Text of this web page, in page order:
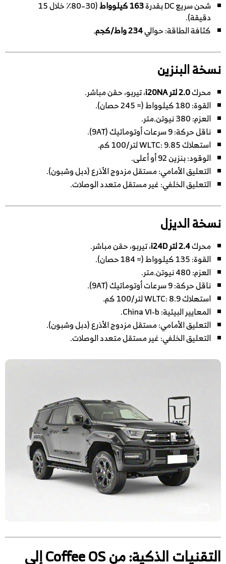
شحن سريع DC بقدرة 163 كيلوواط
(30–80٪ خلال 15
دقيقة).
كثافة الطاقة: حوالي234 واط/كجم .
نسخة البنزين
محرك2.0 لتر i20NA
، تيربو، حقن مباشر.
القوة: 180 كيلوواط (≈ 245 حصان).
العزم: 380 نيوتن.متر.
ناقل حركة: 9 سرعات أوتوماتيك (9AT).
استهلاك WLTC: 9.85 لتر/100 كم.
الوقود: بنزين 92 أو أعلى.
التعليق الأمامي: مستقل مزدوج الأذرع (دبل وشبون).
التعليق الخلفي: غير مستقل متعدد الوصلات.
نسخة الديزل
محرك2.4 لتر i24D
، تيربو، حقن مباشر.
القوة: 135 كيلوواط (≈ 184 حصان).
العزم: 480 نيوتن.متر.
ناقل حركة: 9 سرعات أوتوماتيك (9AT).
استهلاك WLTC: 8.9 لتر/100 كم.
المعايير البيئية: China VI-b.
التعليق الأمامي: مستقل مزدوج الأذرع (دبل وشبون).
التعليق الخلفي: غير مستقل متعدد الوصلات.
التقنيات الذكية: من Coffee OS إلى